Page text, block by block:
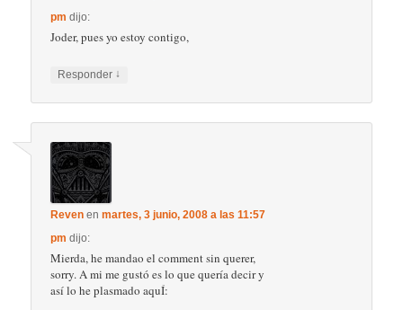
pm dijo:
Joder, pues yo estoy contigo,
Responder ↓
Reven enmartes, 3 junio, 2008 a las 11:57
pm dijo:
Mierda, he mandao el comment sin querer,
sorry. A mi me gustó es lo que quería decir y
así lo he plasmado aquÍ: